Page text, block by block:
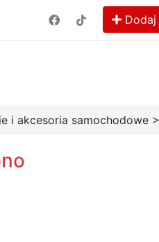
Dodaj
i akcesoria samochodowe >